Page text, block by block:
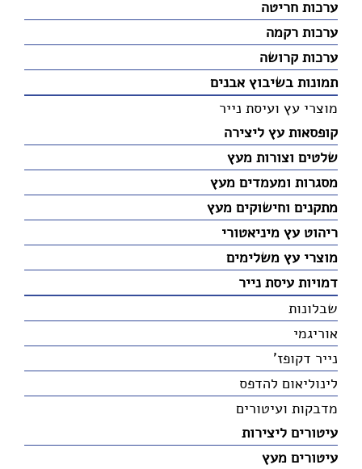
ערכות חריטה
ערכות רקמה
ערכות קרושה
תמונות בשיבוץ אבנים
מוצרי עץ ועיסת נייר
קופסאות עץ ליצירה
שלטים וצורות מעץ
מסגרות ומעמדים מעץ
מתקנים וחישוקים מעץ
ריהוט עץ מיניאטורי
מוצרי עץ משלימים
דמויות עיסת נייר
שבלונות
אוריגמי
נייר דקופז'
לינוליאום להדפס
מדבקות ועיטורים
עיטורים ליצירות
עיטורים מעץ